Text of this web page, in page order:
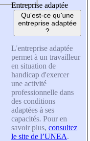
Entreprise adaptée
Qu'est-ce qu'une
entreprise adaptée
?
L'entreprise adaptée
permet à un travailleur
en situation de
handicap d'exercer
une activité
professionnelle dans
des conditions
adaptées à ses
capacités. Pour en
savoir plus, consultez
le site de l’UNEA.